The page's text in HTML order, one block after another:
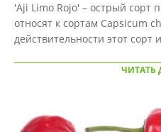
09-
29
'Aji Limo Rojo' – острый сорт
относят к сортам Capsicum
действительности этот сорт
ЧИТАТЬ